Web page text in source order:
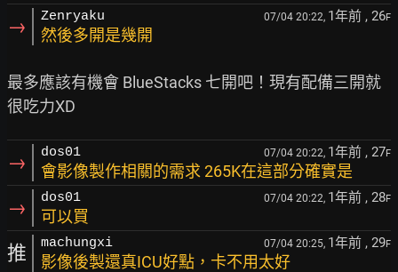
→ Zenryaku 07/04 20:22, 1年前 , 26F
然後多開是幾開
最多應該有機會 BlueStacks 七開吧！現有配備三開就
→ dos01 07/04 20:22, 1年前 , 27F
會影像製作相關的需求 265K在這部分確實是
→ dos01 07/04 20:22, 1年前 , 28F
可以買
推 machungxi 07/04 20:25, 1年前 , 29F
影像後製還真ICU好點，卡不用太好